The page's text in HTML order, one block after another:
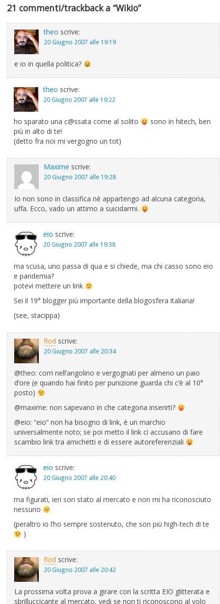
21 commenti/trackback a “Wikio”
theo scrive:
20 Giugno 2007 alle 19:19
e io in quella politica?
theo scrive:
20 Giugno 2007 alle 19:22
ho sparato una c@ssata come al solito
sono in hitech, ben
più in alto di te!
(detto fra noi mi vergogno un tot)
Maxime scrive:
20 Giugno 2007 alle 19:28
Io non sono in classifica nè appartengo ad alcuna categoria,
uffa. Ecco, vado un attimo a suicidarmi.
eio scrive:
20 Giugno 2007 alle 19:38
ma scusa, uno passa di qua e si chiede, ma chi casso sono eio
e pandemia?
potevi mettere un link
Sei il 19° blogger più importante della blogosfera italiana!
(see, stacippa)
flod scrive:
20 Giugno 2007 alle 20:34
@theo: corri nell’angolino e vergognati per almeno un paio
d’ore (e quando hai finito per punizione guarda chi c’è al 10°
posto)
@maxime: non sapevano in che categoria inserirti?
@eio: “eio” non ha bisogno di link, è un marchio
universalmente noto; se poi metto il link ci accusano di fare
scambio link tra amichetti e di essere autoreferenziali
eio scrive:
20 Giugno 2007 alle 20:40
ma figurati, ieri son stato al mercato e non mi ha riconosciuto
nessuno
(peraltro io l’ho sempre sostenuto, che son più high-tech di te
)
flod scrive:
20 Giugno 2007 alle 20:42
La prossima volta prova a girare con la scritta EIO glitterata e
sbrilluccicante al mercato, vedi se non ti riconoscono al volo